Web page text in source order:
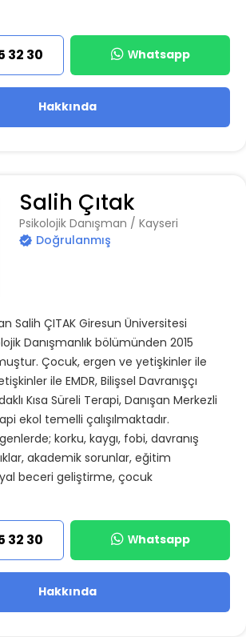
32 30 Whatsapp
Hakkında
Salih Çıtak
Psikolojik Danışman / Kayseri
Doğrulanmış
Salih ÇITAK Giresun Üniversitesi
Danışmanlık bölümünden 2015
Çocuk, ergen ve yetişkinler ile
ile EMDR, Bilişsel Davranışçı
Kısa Süreli Terapi, Danışan Merkezli
ekol temelli çalışılmaktadır.
korku, kaygı, fobi, davranış
akademik sorunlar, eğitim
beceri geliştirme, çocuk
32 30 Whatsapp
Hakkında